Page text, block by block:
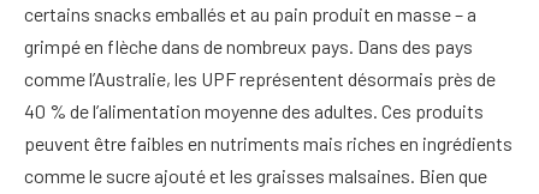
certains snacks emballés et au pain produit en masse – a
grimpé en flèche dans de nombreux pays. Dans des pays
comme l’Australie, les UPF représentent désormais près de
40 % de l’alimentation moyenne des adultes. Ces produits
peuvent être faibles en nutriments mais riches en ingrédients
comme le sucre ajouté et les graisses malsaines. Bien que